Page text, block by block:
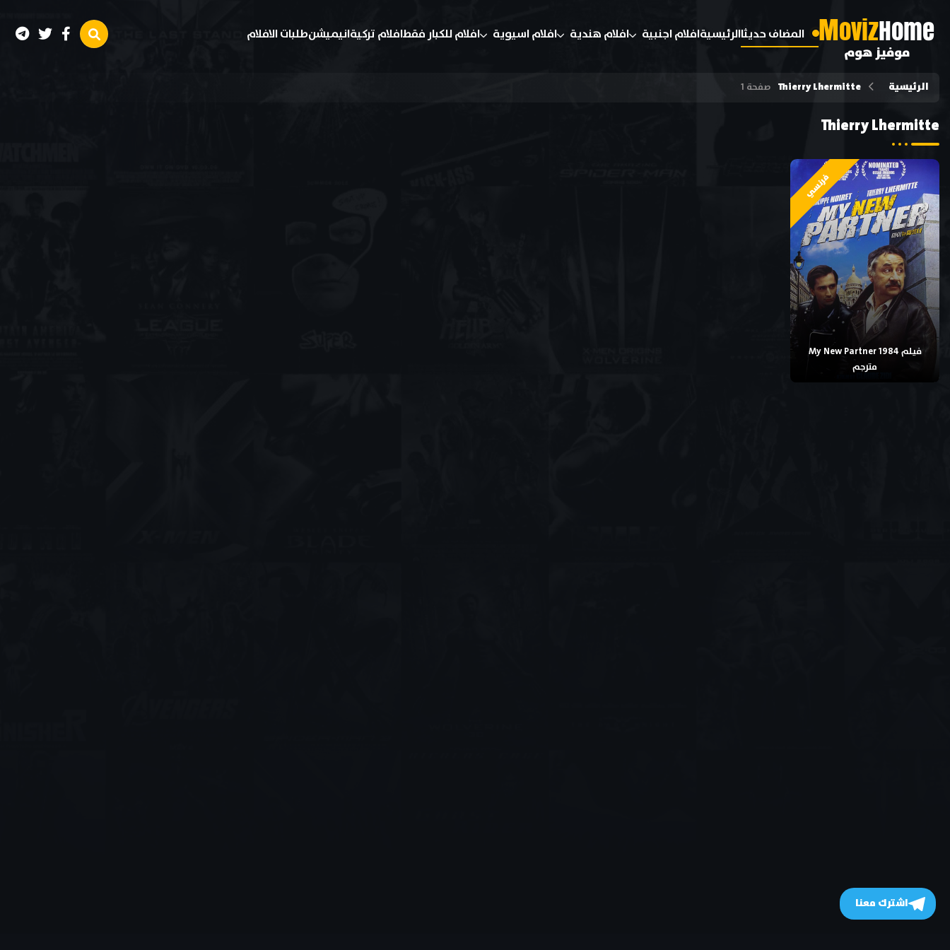
MovizHome
موفيز هوم
المضاف حديثاالرئيسيةافلام اجنبية افلام هندية افلام اسيوية افلام للكبار فقطافلام تركيةانيميشنطلبات الافلام
الرئيسية Thierry Lhermitte صفحة 1
Thierry Lhermitte
فرنسي
فيلم My New Partner 1984
مترجم
اشترك معنا